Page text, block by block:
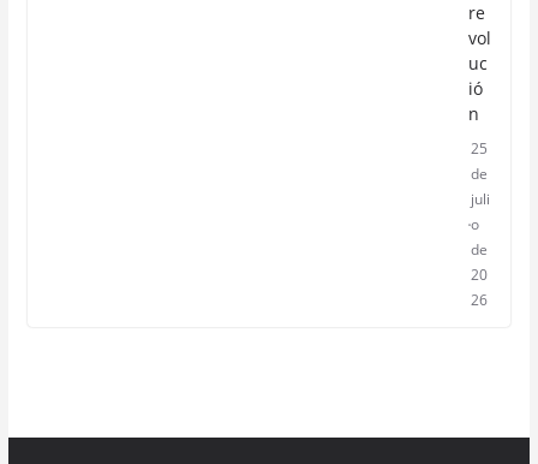
re
vol
uc
ió
n
25
de
juli
o
de
20
26